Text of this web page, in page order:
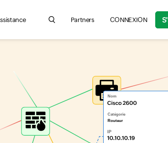
Search for product information,
Partners CONNEXION